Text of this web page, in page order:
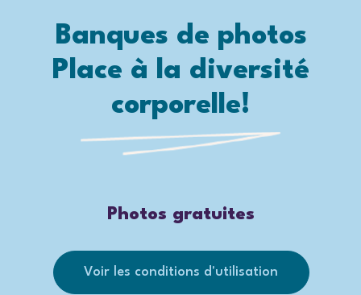
Banques de photos
Place à la diversité
corporelle!
Photos gratuites
Voir les conditions d'utilisation